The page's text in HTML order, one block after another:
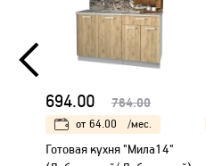
694.00 764.00
от 64.00 /мес.
Готовая кухня "Мила14"